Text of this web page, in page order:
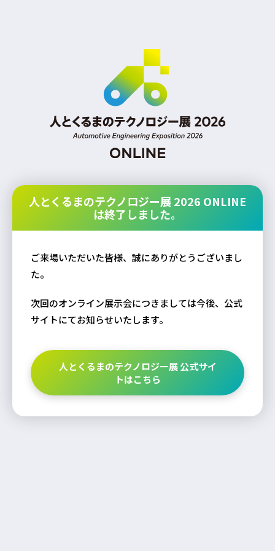
人とくるまのテクノロジー展 2026 ONLINE
は終了しました。
ご来場いただいた皆様、誠にありがとうございまし
た。
次回のオンライン展示会につきましては今後、公式
サイトにてお知らせいたします。
人とくるまのテクノロジー展 公式サイ
トはこちら